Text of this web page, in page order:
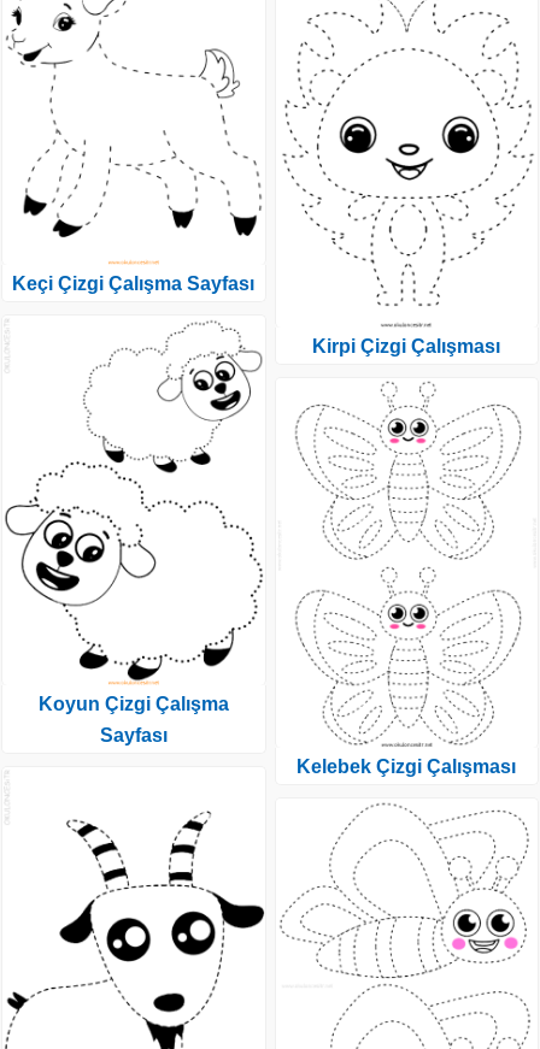
Keçi Çizgi Çalışma Sayfası
Koyun Çizgi Çalışma
Sayfası
Kirpi Çizgi Çalışması
Kelebek Çizgi Çalışması